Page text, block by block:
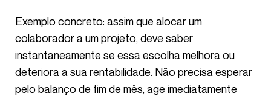
Exemplo concreto: assim que alocar um
colaborador a um projeto, deve saber
instantaneamente se essa escolha melhora ou
deteriora a sua rentabilidade. Não precisa esperar
pelo balanço de fim de mês, age imediatamente